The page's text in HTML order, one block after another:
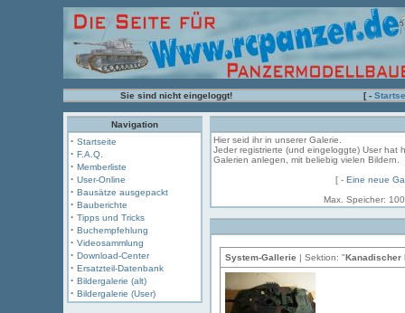
Sie sind nicht eingeloggt! [ -
Navigation
· Startseite
· F.A.Q.
· Memberliste
· User-Online
· Bausätze ausgepackt
· Bauberichte
· Tipps und Tricks
· Buchempfehlung
· Videosammlung
· Download-Center
· Ersatzteil-Datenbank
· Bildergalerie (alt)
· Bildergalerie (User)
Hier seid ihr in unserer Galerie.
Jeder registrierte (und eingeloggte) User hat
Galerien anlegen, mit beliebig vielen Bildern.
[ - Eine neue
Max. Speicher:
System-Gallerie | Sektion: "Kanadischer